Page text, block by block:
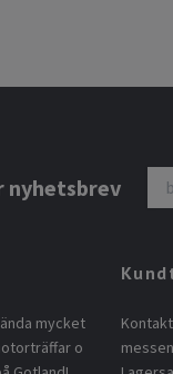
nyhetsbrev
mycket
o